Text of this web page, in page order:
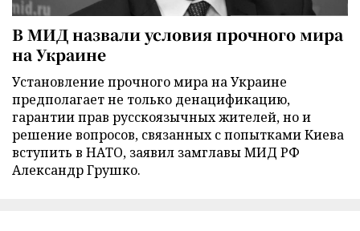
В МИД назвали условия прочного мира
на Украине
Установление прочного мира на Украине
предполагает не только денацификацию,
гарантии прав русскоязычных жителей, но и
решение вопросов, связанных с попытками Киева
вступить в НАТО, заявил замглавы МИД РФ
Александр Грушко.